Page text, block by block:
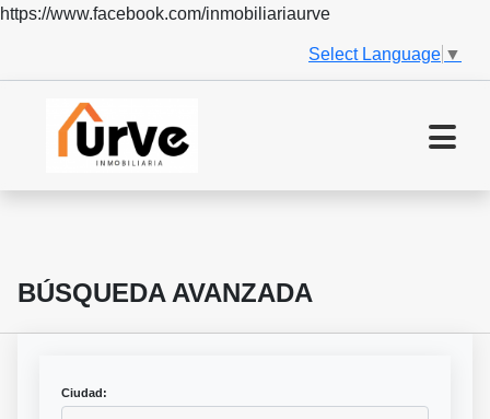
https://www.facebook.com/inmobiliariaurve
Select Language ▼
BÚSQUEDA AVANZADA
Ciudad: